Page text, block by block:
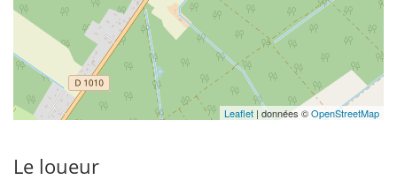
Leaflet | données ©OpenStreetMap
Le loueur